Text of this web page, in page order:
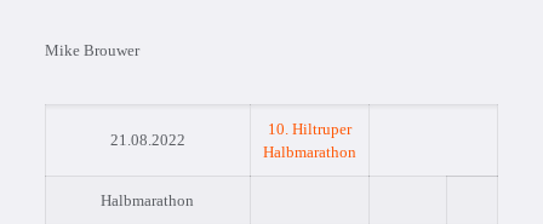
Mike Brouwer
21.08.2022
10. Hiltruper
Halbmarathon
Halbmarathon